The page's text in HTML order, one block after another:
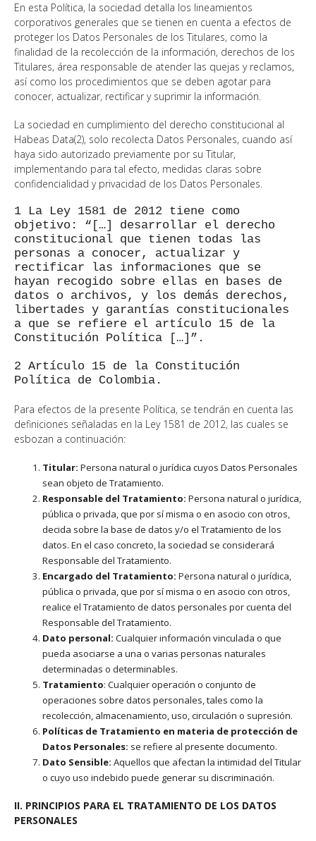
En esta Política, la sociedad detalla los lineamientos
corporativos generales que se tienen en cuenta a efectos de
proteger los Datos Personales de los Titulares, como la
finalidad de la recolección de la información, derechos de los
Titulares, área responsable de atender las quejas y reclamos,
así como los procedimientos que se deben agotar para
conocer, actualizar, rectificar y suprimir la información.
La sociedad en cumplimiento del derecho constitucional al
Habeas Data(2), solo recolecta Datos Personales, cuando así
haya sido autorizado previamente por su Titular,
implementando para tal efecto, medidas claras sobre
confidencialidad y privacidad de los Datos Personales.
1 La Ley 1581 de 2012 tiene como
objetivo: “[…] desarrollar el derecho
constitucional que tienen todas las
personas a conocer, actualizar y
rectificar las informaciones que se
hayan recogido sobre ellas en bases de
datos o archivos, y los demás derechos,
libertades y garantías constitucionales
a que se refiere el artículo 15 de la
Constitución Política […]”.
2 Artículo 15 de la Constitución
Política de Colombia.
Para efectos de la presente Política, se tendrán en cuenta las
definiciones señaladas en la Ley 1581 de 2012, las cuales se
esbozan a continuación:
Titular: Persona natural o jurídica cuyos Datos Personales
sean objeto de Tratamiento.
Responsable del Tratamiento: Persona natural o jurídica,
pública o privada, que por sí misma o en asocio con otros,
decida sobre la base de datos y/o el Tratamiento de los
datos. En el caso concreto, la sociedad se considerará
Responsable del Tratamiento.
Encargado del Tratamiento: Persona natural o jurídica,
pública o privada, que por sí misma o en asocio con otros,
realice el Tratamiento de datos personales por cuenta del
Responsable del Tratamiento.
Dato personal: Cualquier información vinculada o que
pueda asociarse a una o varias personas naturales
determinadas o determinables.
Tratamiento: Cualquier operación o conjunto de
operaciones sobre datos personales, tales como la
recolección, almacenamiento, uso, circulación o supresión.
Políticas de Tratamiento en materia de protección de
Datos Personales: se refiere al presente documento.
Dato Sensible: Aquellos que afectan la intimidad del Titular
o cuyo uso indebido puede generar su discriminación.
II. PRINCIPIOS PARA EL TRATAMIENTO DE LOS DATOS
PERSONALES